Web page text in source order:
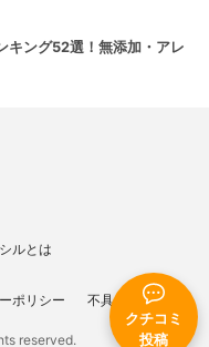
クチコミ
投稿
キング52選！無添加・アレ
ルとは
ポリシー 不具合報告
reserved.